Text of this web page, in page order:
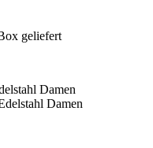
geliefert
Damen